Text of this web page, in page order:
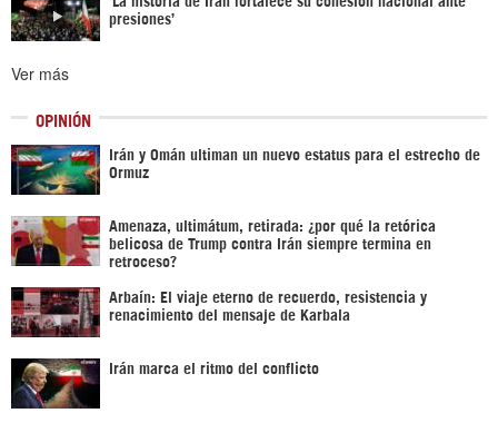
presiones’
Ver más
OPINIÓN
Irán y Omán ultiman un nuevo estatus para el estrecho de
Ormuz
Amenaza, ultimátum, retirada: ¿por qué la retórica
belicosa de Trump contra Irán siempre termina en
retroceso?
Arbaín: El viaje eterno de recuerdo, resistencia y
renacimiento del mensaje de Karbala
Irán marca el ritmo del conflicto